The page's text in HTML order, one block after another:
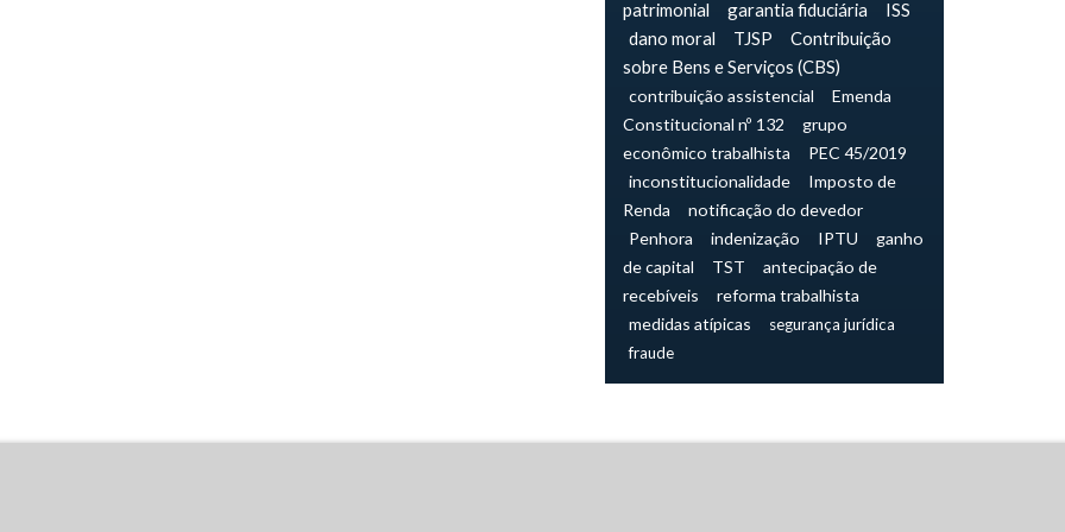
patrimonial
garantia fiduciária
ISS
dano moral
TJSP
Contribuição
sobre Bens e Serviços (CBS)
contribuição assistencial
Emenda
Constitucional nº 132
grupo
econômico trabalhista
PEC 45/2019
inconstitucionalidade
Imposto de
Renda
notificação do devedor
Penhora
indenização IPTU
ganho
de capital
TST
antecipação de
recebíveis
reforma trabalhista
medidas atípicas
segurança jurídica
fraude